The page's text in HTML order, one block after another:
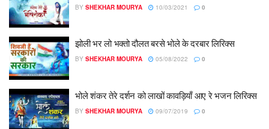
BY SHEKHAR MOURYA 10/03/2021 0
झोली भर लो भक्तो दौलत बरसे भोले के दरबार लिरिक्स
BY SHEKHAR MOURYA 05/08/2022 0
भोले शंकर तेरे दर्शन को लाखों कावड़ियाँ आए रे भजन लिरिक्स
BY SHEKHAR MOURYA 09/07/2019 0